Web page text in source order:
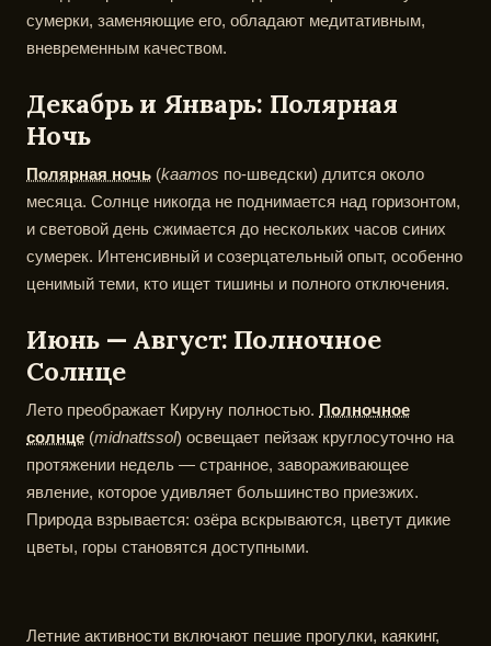
сумерки, заменяющие его, обладают медитативным,
вневременным качеством.
Декабрь и Январь: Полярная
Ночь
Полярная ночь (kaamos по-шведски) длится около
месяца. Солнце никогда не поднимается над горизонтом,
и световой день сжимается до нескольких часов синих
сумерек. Интенсивный и созерцательный опыт, особенно
ценимый теми, кто ищет тишины и полного отключения.
Июнь — Август: Полночное
Солнце
Лето преображает Кируну полностью. Полночное
солнце (midnattssol) освещает пейзаж круглосуточно на
протяжении недель — странное, завораживающее
явление, которое удивляет большинство приезжих.
Природа взрывается: озёра вскрываются, цветут дикие
цветы, горы становятся доступными.
Летние активности включают пешие прогулки, каякинг,